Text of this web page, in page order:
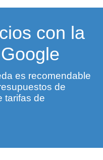
con la
es recomendable
de
tarifas de